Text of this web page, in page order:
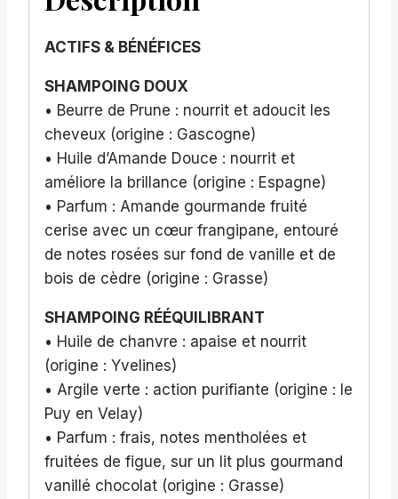
ACTIFS & BÉNÉFICES
SHAMPOING DOUX
• Beurre de Prune : nourrit et adoucit les
cheveux (origine : Gascogne)
• Huile d’Amande Douce : nourrit et
améliore la brillance (origine : Espagne)
• Parfum : Amande gourmande fruité
cerise avec un cœur frangipane, entouré
de notes rosées sur fond de vanille et de
bois de cèdre (origine : Grasse)
SHAMPOING RÉÉQUILIBRANT
• Huile de chanvre : apaise et nourrit
(origine : Yvelines)
• Argile verte : action purifiante (origine : le
Puy en Velay)
• Parfum : frais, notes mentholées et
fruitées de figue, sur un lit plus gourmand
vanillé chocolat (origine : Grasse)